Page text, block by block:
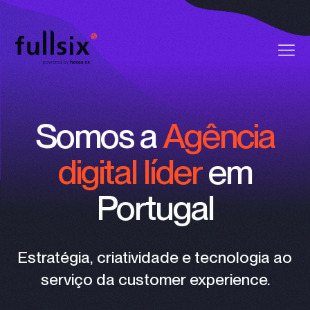
Quem Somos
Clientes
Serviços
Vagas
Contactos
Somos aAgência
digital líderem
Portugal
Estratégia, criatividade e tecnologia ao
serviço da customer experience.